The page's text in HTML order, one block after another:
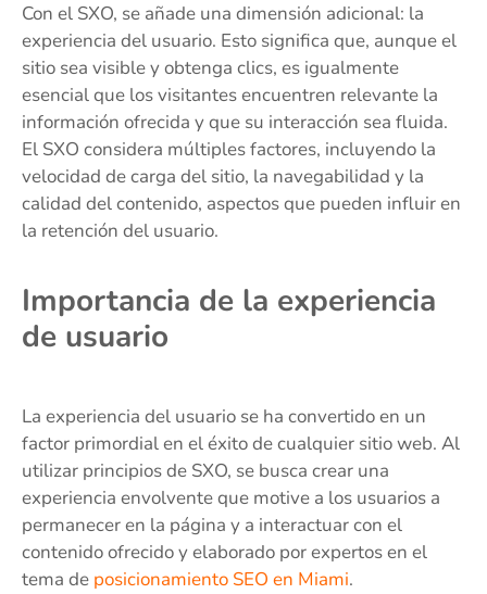
Con el SXO, se añade una dimensión adicional: la
experiencia del usuario. Esto significa que, aunque el
sitio sea visible y obtenga clics, es igualmente
esencial que los visitantes encuentren relevante la
información ofrecida y que su interacción sea fluida.
El SXO considera múltiples factores, incluyendo la
velocidad de carga del sitio, la navegabilidad y la
calidad del contenido, aspectos que pueden influir en
la retención del usuario.
Importancia de la experiencia
de usuario
La experiencia del usuario se ha convertido en un
factor primordial en el éxito de cualquier sitio web. Al
utilizar principios de SXO, se busca crear una
experiencia envolvente que motive a los usuarios a
permanecer en la página y a interactuar con el
contenido ofrecido y elaborado por expertos en el
tema de posicionamiento SEO en Miami.